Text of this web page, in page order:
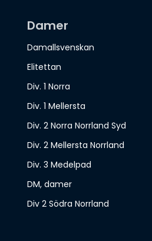
Damer
Damallsvenskan
Elitettan
Div. 1 Norra
Div. 1 Mellersta
Div. 2 Norra Norrland Syd
Div. 2 Mellersta Norrland
Div. 3 Medelpad
DM, damer
Div 2 Södra Norrland